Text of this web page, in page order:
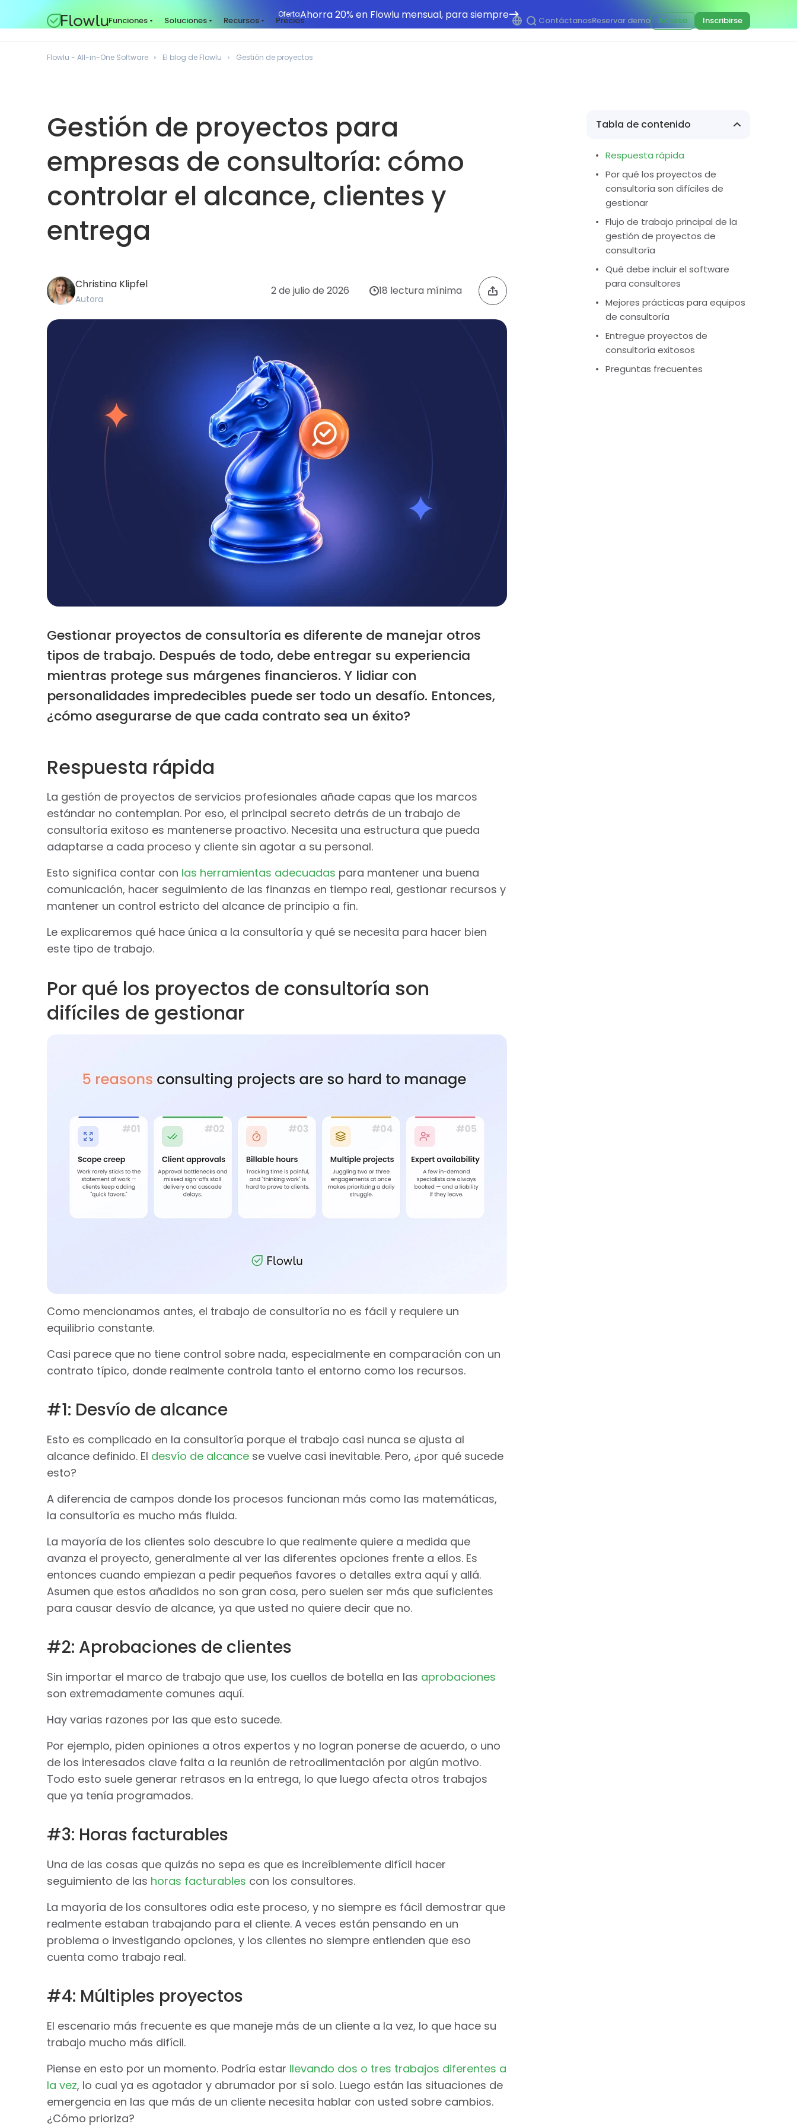
OfertaAhorra 20% en Flowlu mensual, para siempre
Funciones Soluciones Recursos Precios ContáctanosReservar demo Acceso Inscribirse
Flowlu - All-in-One Software El blog de Flowlu Gestión de proyectos
Gestión de proyectos para
empresas de consultoría: cómo
controlar el alcance, clientes y
entrega
Christina Klipfel
Autora
2 de julio de 2026 18 lectura mínima
Gestionar proyectos de consultoría es diferente de manejar otros
tipos de trabajo. Después de todo, debe entregar su experiencia
mientras protege sus márgenes financieros. Y lidiar con
personalidades impredecibles puede ser todo un desafío. Entonces,
¿cómo asegurarse de que cada contrato sea un éxito?
Respuesta rápida
La gestión de proyectos de servicios profesionales añade capas que los marcos
estándar no contemplan. Por eso, el principal secreto detrás de un trabajo de
consultoría exitoso es mantenerse proactivo. Necesita una estructura que pueda
adaptarse a cada proceso y cliente sin agotar a su personal.
Esto significa contar con las herramientas adecuadas para mantener una buena
comunicación, hacer seguimiento de las finanzas en tiempo real, gestionar recursos y
mantener un control estricto del alcance de principio a fin.
Le explicaremos qué hace única a la consultoría y qué se necesita para hacer bien
este tipo de trabajo.
Por qué los proyectos de consultoría son
difíciles de gestionar
Como mencionamos antes, el trabajo de consultoría no es fácil y requiere un
equilibrio constante.
Casi parece que no tiene control sobre nada, especialmente en comparación con un
contrato típico, donde realmente controla tanto el entorno como los recursos.
#1: Desvío de alcance
Esto es complicado en la consultoría porque el trabajo casi nunca se ajusta al
alcance definido. El desvío de alcancese vuelve casi inevitable. Pero, ¿por qué sucede
esto?
A diferencia de campos donde los procesos funcionan más como las matemáticas,
la consultoría es mucho más fluida.
La mayoría de los clientes solo descubre lo que realmente quiere a medida que
avanza el proyecto, generalmente al ver las diferentes opciones frente a ellos. Es
entonces cuando empiezan a pedir pequeños favores o detalles extra aquí y allá.
Asumen que estos añadidos no son gran cosa, pero suelen ser más que suficientes
para causar desvío de alcance, ya que usted no quiere decir que no.
#2: Aprobaciones de clientes
Sin importar el marco de trabajo que use, los cuellos de botella en las aprobaciones
son extremadamente comunes aquí.
Hay varias razones por las que esto sucede.
Por ejemplo, piden opiniones a otros expertos y no logran ponerse de acuerdo, o uno
de los interesados clave falta a la reunión de retroalimentación por algún motivo.
Todo esto suele generar retrasos en la entrega, lo que luego afecta otros trabajos
que ya tenía programados.
#3: Horas facturables
Una de las cosas que quizás no sepa es que es increíblemente difícil hacer
seguimiento de las horas facturables con los consultores.
La mayoría de los consultores odia este proceso, y no siempre es fácil demostrar que
realmente estaban trabajando para el cliente. A veces están pensando en un
problema o investigando opciones, y los clientes no siempre entienden que eso
cuenta como trabajo real.
#4: Múltiples proyectos
El escenario más frecuente es que maneje más de un cliente a la vez, lo que hace su
trabajo mucho más difícil.
Piense en esto por un momento. Podría estar llevando dos o tres trabajos diferentes a
la vez, lo cual ya es agotador y abrumador por sí solo. Luego están las situaciones de
emergencia en las que más de un cliente necesita hablar con usted sobre cambios.
¿Cómo prioriza?
Tabla de contenido
Respuesta rápida
Por qué los proyectos de
consultoría son difíciles de
gestionar
Flujo de trabajo principal de la
gestión de proyectos de
consultoría
Qué debe incluir el software
para consultores
Mejores prácticas para equipos
de consultoría
Entregue proyectos de
consultoría exitosos
Preguntas frecuentes